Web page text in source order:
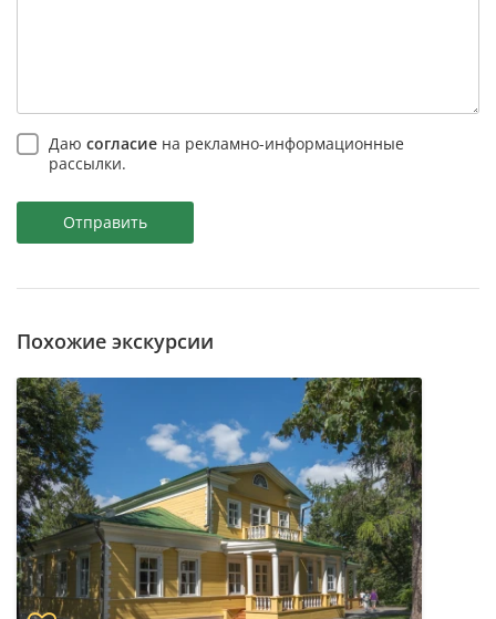
Даю согласие на рекламно-информационные
рассылки.
Отправить
Похожие экскурсии